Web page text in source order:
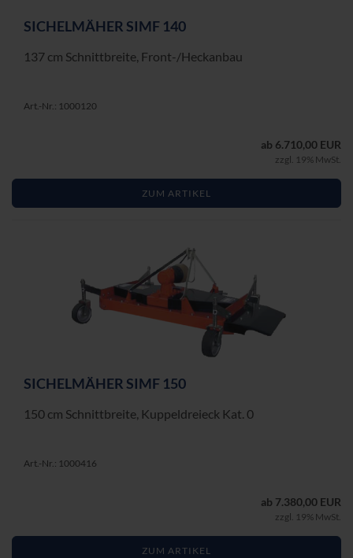
SI­CHEL­MÄ­HER SIMF 140
137 cm Schnitt­brei­te, Front-​/Heck­an­bau
Art.-Nr.: 1000120
ab 6.710,00 EUR
zzgl. 19% MwSt.
ZUM ARTIKEL
SI­CHEL­MÄ­HER SIMF 150
150 cm Schnitt­brei­te, Kup­pel­drei­eck Kat. 0
Art.-Nr.: 1000416
ab 7.380,00 EUR
zzgl. 19% MwSt.
ZUM ARTIKEL